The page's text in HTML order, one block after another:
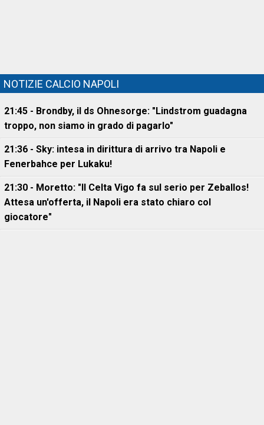
NOTIZIE CALCIO NAPOLI
21:45 - Brondby, il ds Ohnesorge: "Lindstrom guadagna
troppo, non siamo in grado di pagarlo"
21:36 - Sky: intesa in dirittura di arrivo tra Napoli e
Fenerbahce per Lukaku!
21:30 - Moretto: "Il Celta Vigo fa sul serio per Zeballos!
Attesa un'offerta, il Napoli era stato chiaro col
giocatore"